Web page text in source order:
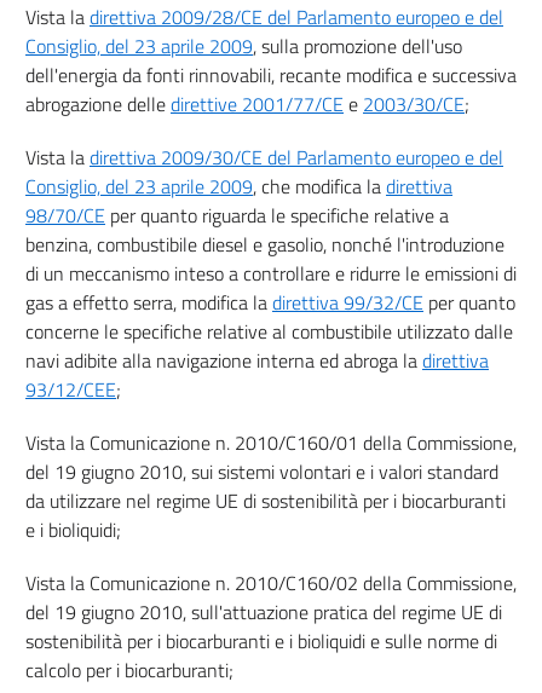
8
8 bis
9
Capo II
REGOLAMENTAZIONE TECNICA
10
11
12
13
Titolo III
14
15
RETI ENERGETICHE
Capo I
RETE ELETTRICA
Vista ladirettiva 2009/28/CE del Parlamento europeo e del
Consiglio, del 23 aprile 2009, sulla promozione dell'uso
dell'energia da fonti rinnovabili, recante modifica e successiva
abrogazione delledirettive 2001/77/CE e 2003/30/CE;
Vista ladirettiva 2009/30/CE del Parlamento europeo e del
Consiglio, del 23 aprile 2009, che modifica ladirettiva
98/70/CE per quanto riguarda le specifiche relative a
benzina, combustibile diesel e gasolio, nonché l'introduzione
di un meccanismo inteso a controllare e ridurre le emissioni di
gas a effetto serra, modifica ladirettiva 99/32/CE per quanto
concerne le specifiche relative al combustibile utilizzato dalle
navi adibite alla navigazione interna ed abroga ladirettiva
93/12/CEE;
Vista la Comunicazione n. 2010/C160/01 della Commissione,
del 19 giugno 2010, sui sistemi volontari e i valori standard
da utilizzare nel regime UE di sostenibilità per i biocarburanti
e i bioliquidi;
Vista la Comunicazione n. 2010/C160/02 della Commissione,
del 19 giugno 2010, sull'attuazione pratica del regime UE di
sostenibilità per i biocarburanti e i bioliquidi e sulle norme di
calcolo per i biocarburanti;